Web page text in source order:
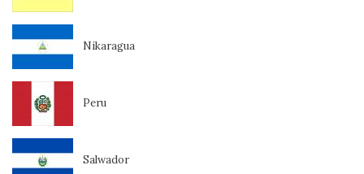
Nikaragua
Peru
Salwador